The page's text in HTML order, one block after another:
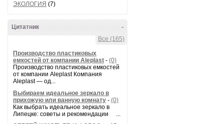
ЭКОЛОГИЯ (7)
-
Цитатник
Все (165)
Производство пластиковых
емкостей от компании Aleplast - (0)
Производство пластиковых емкостей
от компании Aleplast Компания
Aleplast — од...
Выбираем идеальное зеркало в
прихожую или ванную комнату - (0)
Как выбрать идеальное зеркало в
Липецке: советы и рекомендации ...